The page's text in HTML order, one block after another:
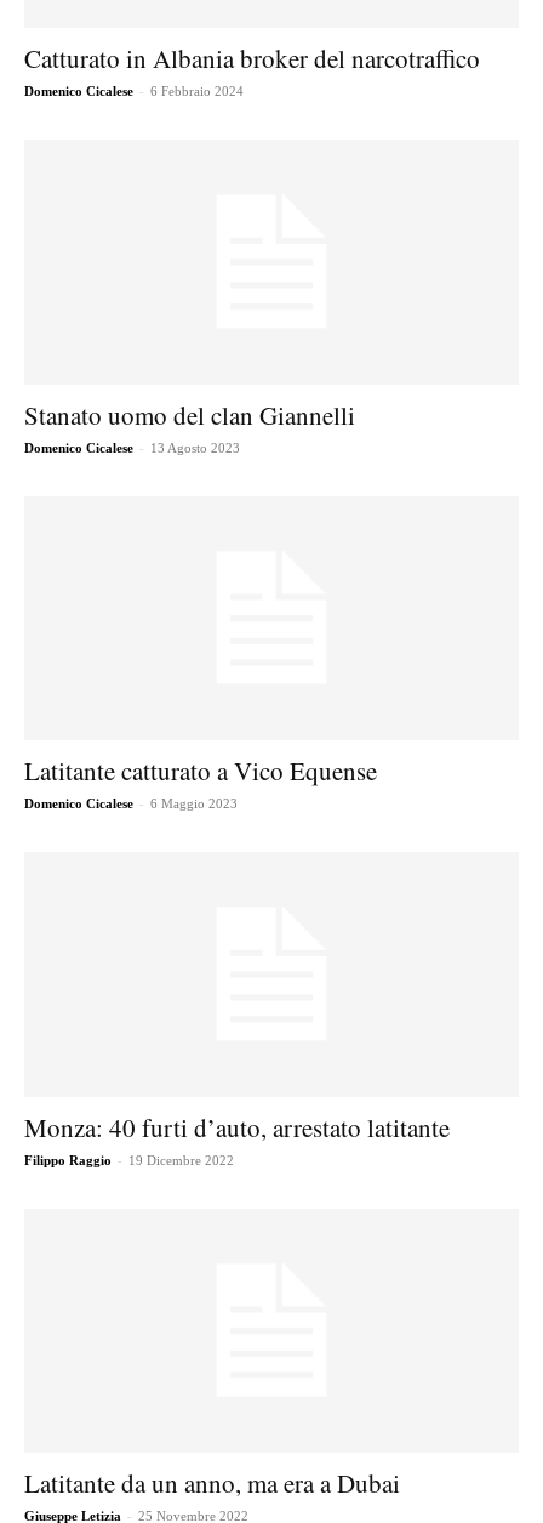
Catturato in Albania broker del narcotraffico
Domenico Cicalese - 6 Febbraio 2024
Stanato uomo del clan Giannelli
Domenico Cicalese - 13 Agosto 2023
Latitante catturato a Vico Equense
Domenico Cicalese - 6 Maggio 2023
Monza: 40 furti d’auto, arrestato latitante
Filippo Raggio - 19 Dicembre 2022
Latitante da un anno, ma era a Dubai
Giuseppe Letizia - 25 Novembre 2022